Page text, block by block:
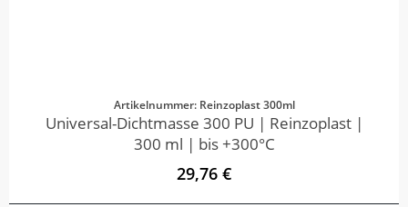
Artikelnummer: Reinzoplast 300ml
Universal-Dichtmasse 300 PU | Reinzoplast |
300 ml | bis +300°C
29,76 €